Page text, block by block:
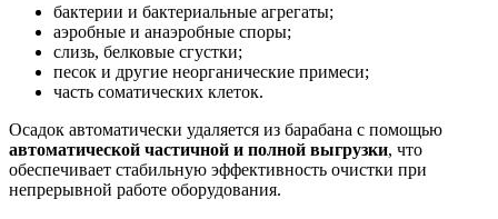
бактерии и бактериальные агрегаты;
аэробные и анаэробные споры;
слизь, белковые сгустки;
песок и другие неорганические примеси;
часть соматических клеток.
Осадок автоматически удаляется из барабана с помощью
автоматической частичной и полной выгрузки, что
обеспечивает стабильную эффективность очистки при
непрерывной работе оборудования.